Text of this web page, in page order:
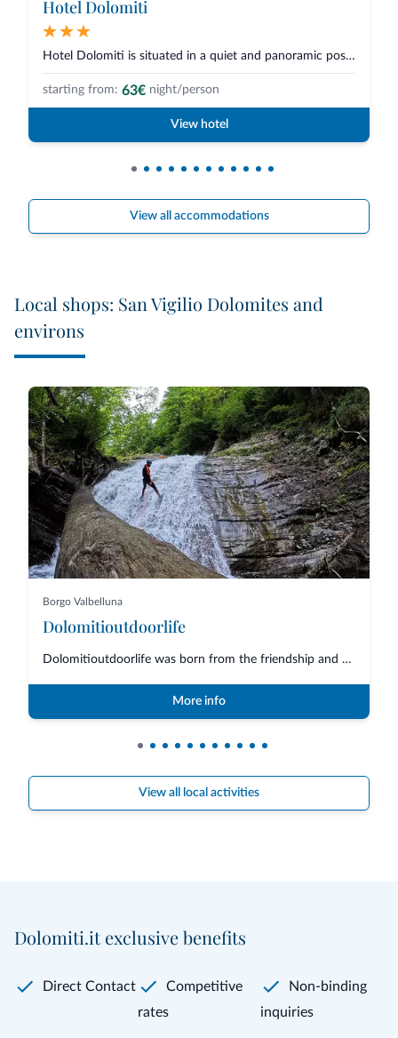
Hotel Dolomiti
Hotel Dolomiti is situated in a quiet and panoramic position in La Villa, n...
starting from: 63€ night/person
View hotel
View all accommodations
Local shops: San Vigilio Dolomites and
environs
Borgo Valbelluna
Dolomitioutdoorlife
Dolomitioutdoorlife was born from the friendship and collaboration of profe...
More info
View all local activities
Dolomiti.it exclusive benefits
Direct Contact
Competitive
rates
Non-binding
inquiries